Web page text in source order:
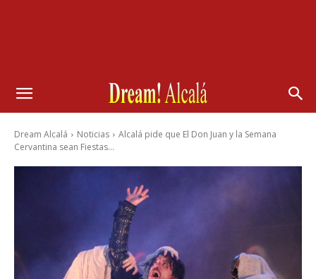
Dream Alcalá Noticias
Alcalá pide que El Don Juan y la Semana
Cervantina sean Fiestas...